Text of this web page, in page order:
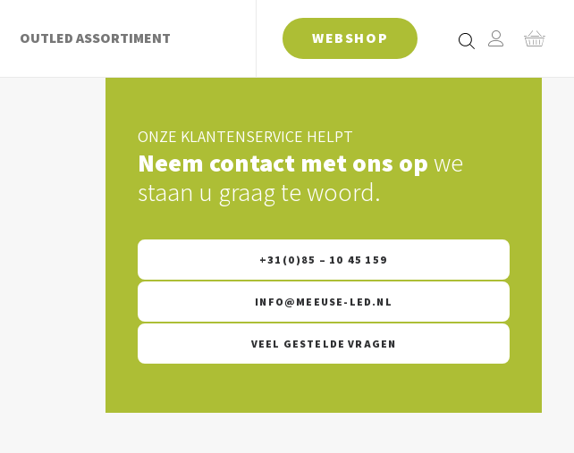
OUTLED ASSORTIMENT WEBSHOP
ONZE KLANTENSERVICE HELPT
Neem contact met ons opwe
staan u graag te woord.
+31(0)85 – 10 45 159
INFO@MEEUSE-LED.NL
VEEL GESTELDE VRAGEN